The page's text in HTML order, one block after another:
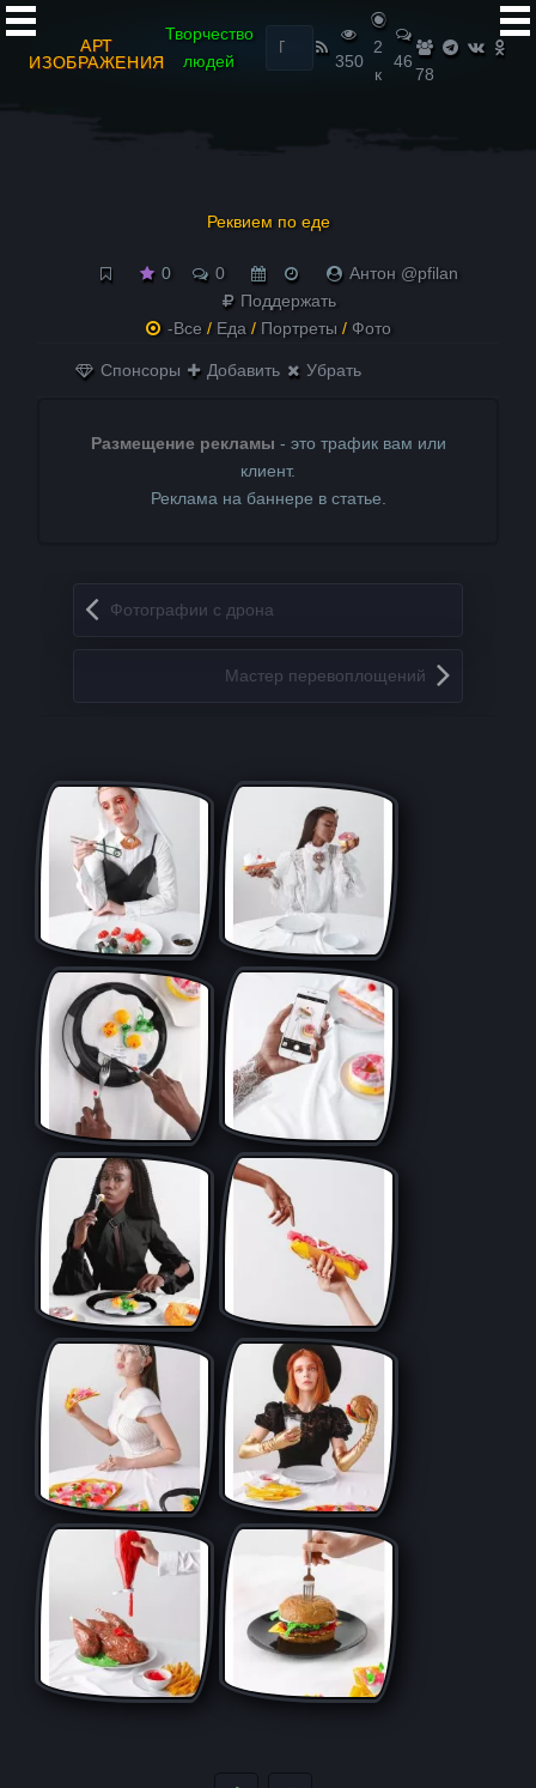
АРТ
ИЗОБРАЖЕНИЯ
Творчество
людей
Найти:
350
2
к
46
78
Реквием по еде
0 0
Антон @pfilan
Поддержать
-Все / Еда / Портреты / Фото
Спонсоры Добавить Убрать
Размещение рекламы - это трафик вам или
клиент.
Реклама на баннере в статье.
Запись навигация
Фотографии с дрона
Мастер перевоплощений